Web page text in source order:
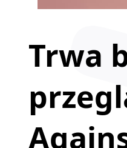
Trwa